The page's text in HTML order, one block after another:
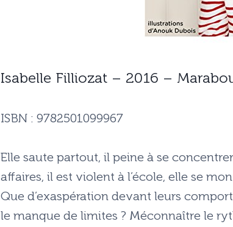
Isabelle Filliozat – 2016 –
ISBN : 9782501099967
Elle saute partout, il peine à se
affaires, il est violent à l’école, elle se
Que d’exaspération devant leurs
le manque de limites ? Méconnaître le